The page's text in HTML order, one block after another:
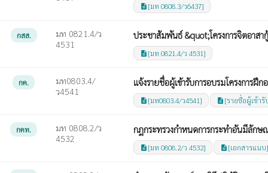
description [มท 0808.3/ว6437]
กสส.
มท 0821.4/ว
4531
ประชาสัมพันธ์ &quot;โครงการจิตอาส
description [มท 0821.4/ว 4531]
กค.
มท0803.4/
ว4541
แจ้งรายชื่อผู้เข้ารับการอบรมโครงการ
description [มท0803.4/ว4541] description [รายชื่อผู้เข้ารั
กคท.
มท 0808.2/ว
4532
กฎกระทรวงกำหนดการกระทำอันมีลักษ
description [มท 0808.2/ว 4532] description [เอกสารแนบ]